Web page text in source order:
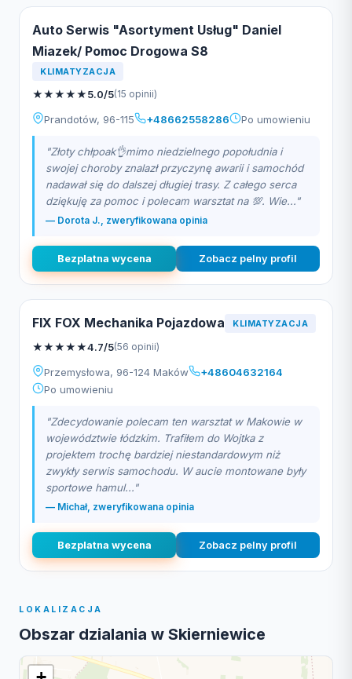
Auto Serwis "Asortyment Usług" Daniel
Miazek/ Pomoc Drogowa S8
KLIMATYZACJA
★★★★★5.0/5(15 opinii)
Prandotów, 96-115 +48662558286 Po umowieniu
"Złoty chłpoak👌mimo niedzielnego popołudnia i
swojej choroby znalazł przyczynę awarii i samochód
nadawał się do dalszej długiej trasy. Z całego serca
dziękuję za pomoc i polecam warsztat na 💯. Wie..."
— Dorota J., zweryfikowana opinia
Bezplatna wycena Zobacz pelny profil
FIX FOX Mechanika Pojazdowa KLIMATYZACJA
★★★★★4.7/5(56 opinii)
Przemysłowa, 96-124 Maków
+48604632164
Po umowieniu
"Zdecydowanie polecam ten warsztat w Makowie w
województwie łódzkim. Trafiłem do Wojtka z
projektem trochę bardziej niestandardowym niż
zwykły serwis samochodu. W aucie montowane były
sportowe hamul..."
— Michał, zweryfikowana opinia
Bezplatna wycena Zobacz pelny profil
LOKALIZACJA
Obszar dzialania w Skierniewice